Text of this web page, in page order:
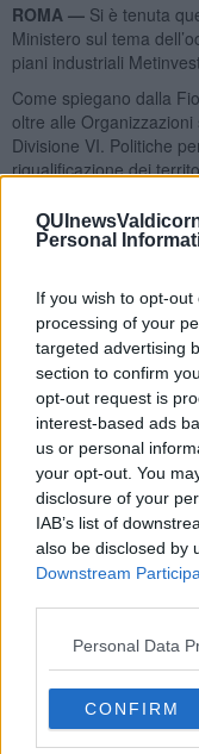
Personal
If you wish to opt-
processing of your
targeted advertising
section to confirm
opt-out request is
interest-based ads
us or personal
your opt-out. You
disclosure of your
IAB’s list of
also be disclosed by
Downstream
Personal Data
CONFIRM
ROMA — Si è tenuta
Ministero sul tema
piani industriali
Come spiegano dalla
oltre alle
Divisione VI. Politiche
riqualificazione dei
interventi in materia di
Sindaco di Piombino;
"La discussione sul
origine, - spiegano da
contrattualizzazione
demaniali-la cui
su cui dovranno
Un tema che come
quale condizione
riflessione sugli organici".
"Una condizione che
disgraziatamente
Il Ministero ha
ennesima
“fumoso” su forno
dilatarsi pretestuoso